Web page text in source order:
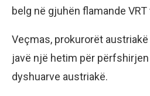
belg në gjuhën flamande
Veçmas, prokurorët
javë një hetim për
dyshuarve austriakë.